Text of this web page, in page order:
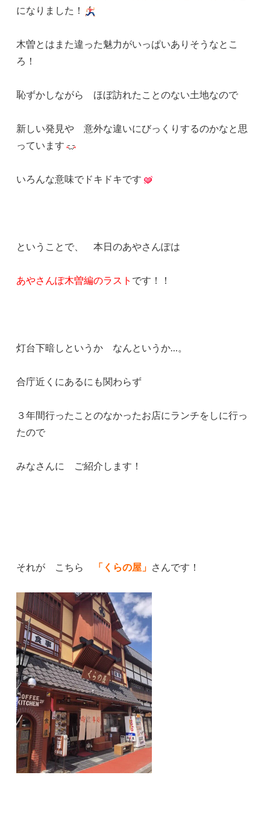
になりました！
木曽とはまた違った魅力がいっぱいありそうなとこ
ろ！
恥ずかしながら ほぼ訪れたことのない土地なので
新しい発見や 意外な違いにびっくりするのかなと思
っています
いろんな意味でドキドキです
ということで、 本日のあやさんぽは
あやさんぽ木曽編のラスト です！！
灯台下暗しというか なんというか…。
合庁近くにあるにも関わらず
３年間行ったことのなかったお店にランチをしに行っ
たので
みなさんに ご紹介します！
それが こちら 「くらの屋」 さんです！